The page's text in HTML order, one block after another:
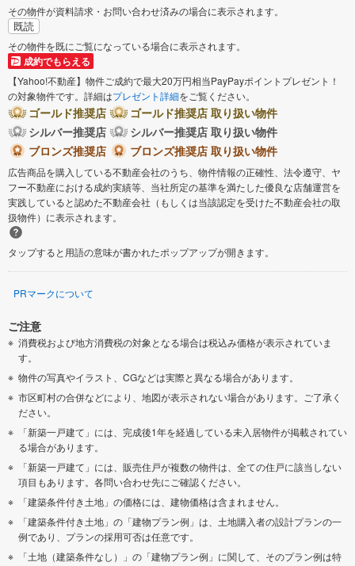
その物件が資料請求・お問い合わせ済みの場合に表示されます。
既読
その物件を既にご覧になっている場合に表示されます。
成約でもらえる
【Yahoo!不動産】物件ご成約で最大20万円相当PayPayポイントプレゼント！
の対象物件です。詳細はプレゼント詳細をご覧ください。
ゴールド推奨店
ゴールド推奨店 取り扱い物件
シルバー推奨店
シルバー推奨店 取り扱い物件
ブロンズ推奨店
ブロンズ推奨店 取り扱い物件
広告商品を購入している不動産会社のうち、物件情報の正確性、法令遵守、ヤ
フー不動産における成約実績等、当社所定の基準を満たした優良な店舗運営を
実践していると認めた不動産会社（もしくは当該認定を受けた不動産会社の取
扱物件）に表示されます。
タップすると用語の意味が書かれたポップアップが開きます。
PRマークについて
ご注意
消費税および地方消費税の対象となる場合は税込み価格が表示されていま
す。
物件の写真やイラスト、CGなどは実際と異なる場合があります。
市区町村の合併などにより、地図が表示されない場合があります。ご了承く
ださい。
「新築一戸建て」には、完成後1年を経過している未入居物件が掲載されてい
る場合があります。
「新築一戸建て」には、販売住戸が複数の物件は、全ての住戸に該当しない
項目もあります。各問い合わせ先にご確認ください。
「建築条件付き土地」の価格には、建物価格は含まれません。
「建築条件付き土地」の「建物プラン例」は、土地購入者の設計プランの一
例であり、プランの採用可否は任意です。
「土地（建築条件なし）」の「建物プラン例」に関して、そのプラン例は特